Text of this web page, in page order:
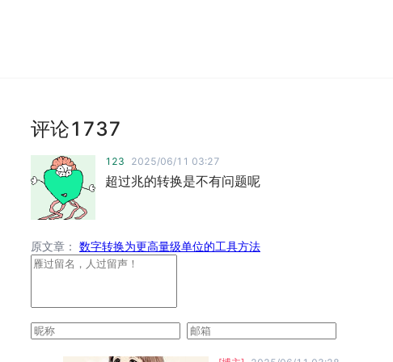
评论1737
123 2025/06/11 03:27
超过兆的转换是不有问题呢
原文章： 数字转换为更高量级单位的工具方法